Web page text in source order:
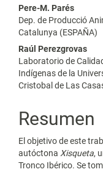
Contenido
principal
del
artículo
Pere-M. Parés
Dep. de Producció
Catalunya (ESPAÑA)
Raúl Perezgrovas
Laboratorio de
Indígenas de la
Cristobal de Las
Resumen
El objetivo de este
autóctona Xisqueta,
Tronco Ibérico. Se